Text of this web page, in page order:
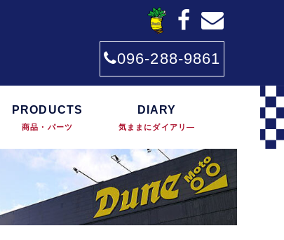
096-288-9861
PRODUCTS
商品・パーツ
DIARY
気ままにダイアリ―